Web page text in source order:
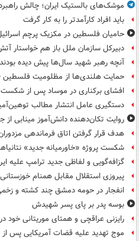
موشک‌های بالستیک ایران؛ چالش
باید افراد کارآمدتر را به کار گرفت
حامیان فلسطین در مکزیک پرچم
دبیرکل سازمان ملل باز هم خواستار
آنچه رهبر شهید سال‌ها پیش دیده بودند
حمایت هلندی‌ها از مظلومیت فلسطین
افشای برکناری در موساد پس از شکست
دستگیری عامل انتشار مطالب
روایت تکان‌دهنده دانش‌آموز مینابی از
هدف قرار گرفتن اتاق‌ فرماندهی
شکست پروژه «خاورمیانه جدید»
گزافه‌گویی و لفاظی جدید ترامپ علیه
پیروزی استقلال مقابل همنام خوزستانی
انفجار در حومه دمشق چند کشته و
بوسه‌ پدر بر پای پسر شهیدش
رایزنی عراقچی و همتای موریتانی خود
موج تهدید علیه قضات آمریکایی پس